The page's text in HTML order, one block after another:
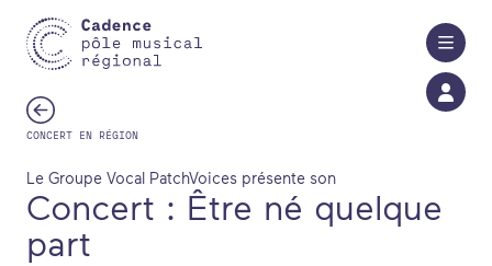
CONCERT EN RÉGION
Le Groupe Vocal PatchVoices présente son
Concert : Être né quelque
part